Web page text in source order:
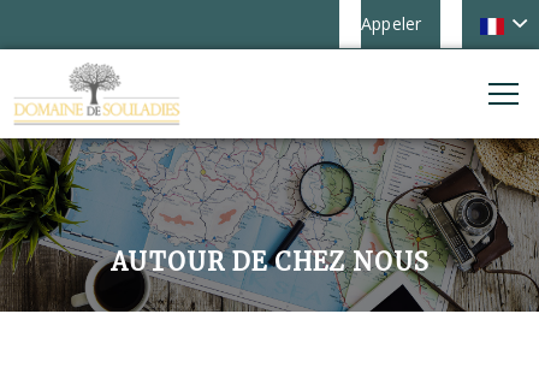
Appeler
AUTOUR DE CHEZ NOUS